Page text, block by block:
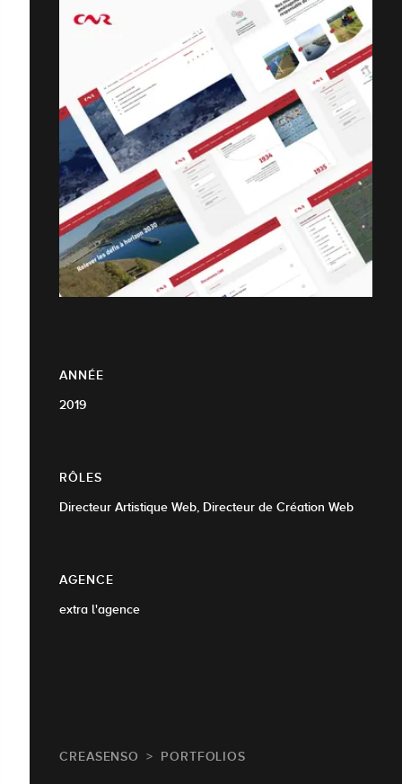
ANNÉE
2019
RÔLES
Directeur Artistique Web, Directeur de Création Web
AGENCE
extra l'agence
CREASENSO PORTFOLIOS